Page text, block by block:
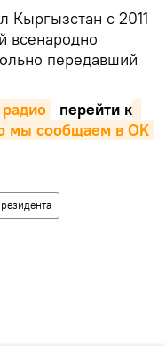
Кыргызстан с 2011
всенародно
передавший
радио
перейти к
мы сообщаем в OK